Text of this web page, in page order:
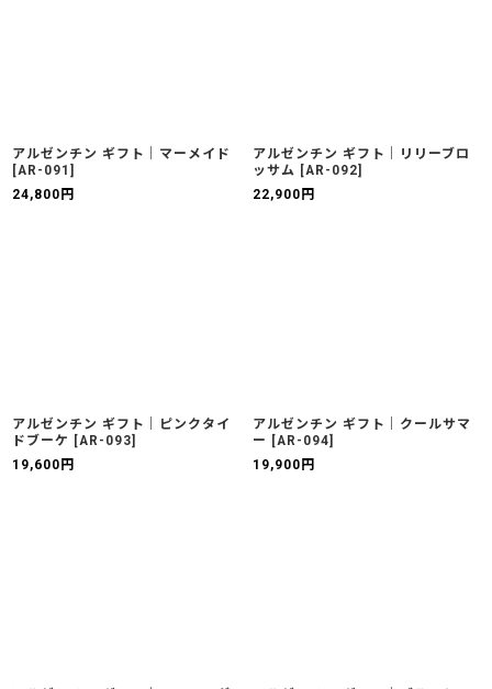
アルゼンチン ギフト｜マーメイド
[AR-091 ]
24,800 円
アルゼンチン ギフト｜リリーブロ
ッサム [AR-092]
22,900 円
アルゼンチン ギフト｜ピンクタイ
ドブーケ
[AR-093]
19,600 円
アルゼンチン ギフト｜クールサマ
ー
[AR-094]
19,900 円